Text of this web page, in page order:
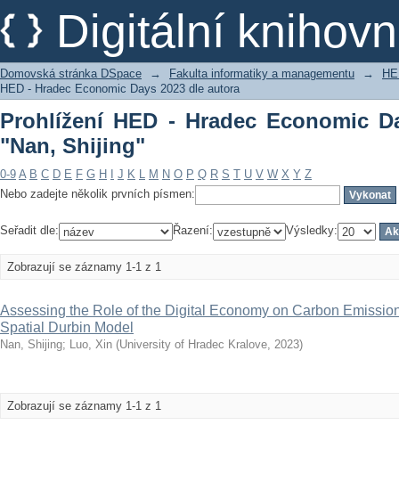
Digitální
Prohlížení HED - Hradec Economic
Domovská stránka DSpace → Fakulta informatiky a managementu →
HED - Hradec Economic Days 2023 dle autora
Prohlížení HED - Hradec Economic
"Nan, Shijing"
0-9 A B C D E F G H J K L M N O P Q R S T U V W X Y Z
Nebo zadejte několik prvních písmen:
Seřadit dle: Řazení: Výsledky:
Zobrazují se záznamy 1-1 z 1
Assessing the Role of the Digital Economy on Carbon
Spatial Durbin Model
Nan, Shijing; Luo, Xin (University of Hradec Kralove, 2023)
Zobrazují se záznamy 1-1 z 1